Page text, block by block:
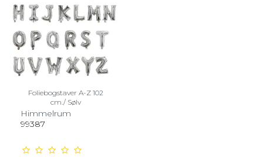
Foliebogstaver A-Z 102
cm./ Sølv
Himmelrum
99387